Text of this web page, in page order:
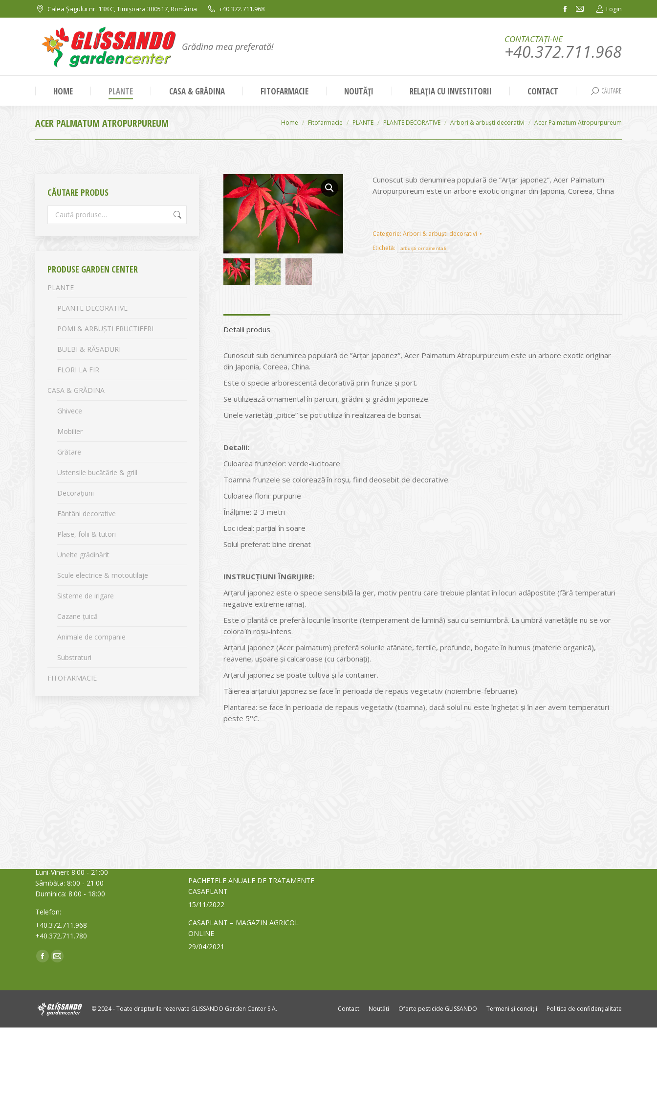
Calea Șagului nr. 138 C, Timișoara 300517, România +40.372.711.968
Facebook
in
window
Mail
in
window
Login
Grădina mea preferată!
CONTACTAȚI-NE
+40.372.711.968
HOME PLANTE CASA & GRĂDINA FITOFARMACIE NOUTĂȚI RELAȚIA CU INVESTITORII CONTACT Search:
CĂUTARE
ACER PALMATUM ATROPURPUREUM You are here:
Home Fitofarmacie PLANTE PLANTE DECORATIVE Arbori & arbuști decorativi Acer Palmatum Atropurpureum
Cunoscut sub denumirea populară de ”Arţar japonez”, Acer Palmatum
Atropurpureum este un arbore exotic originar din Japonia, Coreea, China
Categorie: Arbori & arbuști decorativi
Etichetă:
arbuști ornamentali
Detalii produs
Cunoscut sub denumirea populară de ”Arţar japonez”, Acer Palmatum Atropurpureum este un arbore exotic originar
din Japonia, Coreea, China.
Este o specie arborescentă decorativă prin frunze şi port.
Se utilizează ornamental în parcuri, grădini şi grădini japoneze.
Unele varietăţi „pitice” se pot utiliza în realizarea de bonsai.
Detalii:
Culoarea frunzelor: verde-lucitoare
Toamna frunzele se colorează în roşu, fiind deosebit de decorative.
Culoarea florii: purpurie
Înălțime: 2-3 metri
Loc ideal: parţial în soare
Solul preferat: bine drenat
INSTRUCŢIUNI ÎNGRIJIRE:
Arţarul japonez este o specie sensibilă la ger, motiv pentru care trebuie plantat în locuri adăpostite (fără temperaturi
negative extreme iarna).
Este o plantă ce preferă locurile însorite (temperament de lumină) sau cu semiumbră. La umbră varietăţile nu se vor
colora în roşu-intens.
Arţarul japonez (Acer palmatum) preferă solurile afânate, fertile, profunde, bogate în humus (materie organică),
reavene, uşoare şi calcaroase (cu carbonaţi).
Arţarul japonez se poate cultiva şi la container.
Tăierea arţarului japonez se face în perioada de repaus vegetativ (noiembrie-februarie).
Plantarea: se face în perioada de repaus vegetativ (toamna), dacă solul nu este îngheţat şi în aer avem temperaturi
peste 5°C.
CĂUTARE PRODUS
PRODUSE GARDEN CENTER
PLANTE
PLANTE DECORATIVE
POMI & ARBUȘTI FRUCTIFERI
BULBI & RĂSADURI
FLORI LA FIR
CASA & GRĂDINA
Ghivece
Mobilier
Grătare
Ustensile bucătărie & grill
Decorațiuni
Fântâni decorative
Plase, folii & tutori
Unelte grădinărit
Scule electrice & motoutilaje
Sisteme de irigare
Cazane țuică
Animale de companie
Substraturi
FITOFARMACIE
Luni-Vineri: 8:00 - 21:00
Sâmbăta: 8:00 - 21:00
Duminica: 8:00 - 18:00
Telefon:
+40.372.711.968
+40.372.711.780
Find us on:
Facebook
new
Mail
new
PACHETELE ANUALE DE TRATAMENTE
CASAPLANT
15/11/2022
CASAPLANT – MAGAZIN AGRICOL
ONLINE
29/04/2021
© 2024 - Toate drepturile rezervate GLISSANDO Garden Center S.A. Contact Noutăți Oferte pesticide GLISSANDO Termeni și condiții Politica de confidențialitate